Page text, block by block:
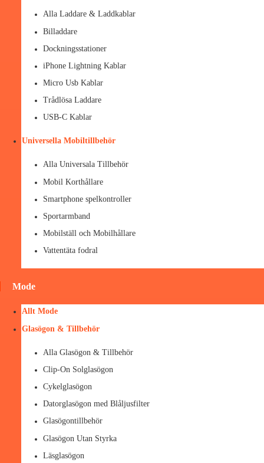
Alla Laddare & Laddkablar
Billaddare
Dockningsstationer
iPhone Lightning Kablar
Micro Usb Kablar
Trådlösa Laddare
USB-C Kablar
Universella Mobiltillbehör
Alla Universala Tillbehör
Mobil Korthållare
Smartphone spelkontroller
Sportarmband
Mobilställ och Mobilhållare
Vattentäta fodral
Mode
Allt Mode
Glasögon & Tillbehör
Alla Glasögon & Tillbehör
Clip-On Solglasögon
Cykelglasögon
Datorglasögon med Blåljusfilter
Glasögontillbehör
Glasögon Utan Styrka
Läsglasögon